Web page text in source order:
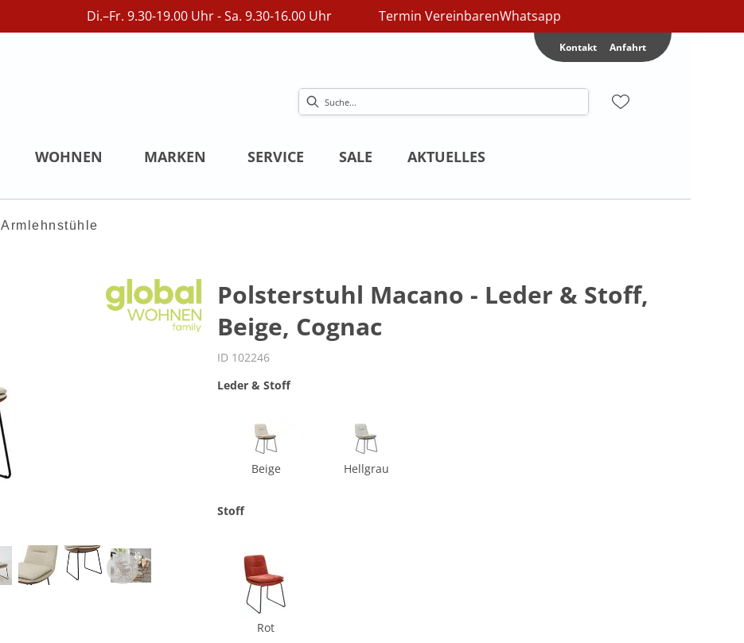
Di.–Fr. 9.30-19.00 Uhr - Sa. 9.30-16.00 Uhr Termin VereinbarenWhatsapp
Kontakt Anfahrt
WOHNEN MARKEN SERVICE SALE AKTUELLES
Armlehnstühle
Polsterstuhl Macano - Leder & Stoff,
Beige, Cognac
ID 102246
Leder & Stoff
Beige Hellgrau
Stoff
Rot